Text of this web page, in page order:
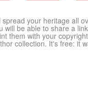
your heritage all
will be able to share a
them with your copyright
collection. It's free: it